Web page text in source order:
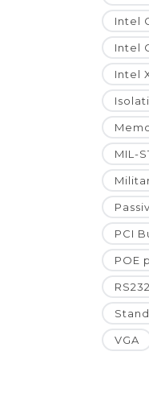
Intel
Intel
Intel
MIL-
PCI
POE
RS232
VGA